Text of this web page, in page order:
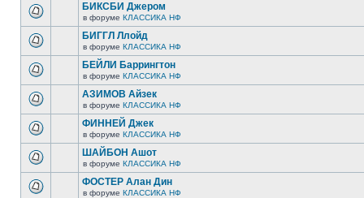
БИКСБИ Джером
в форуме КЛАССИКА НФ
БИГГЛ Ллойд
в форуме КЛАССИКА НФ
БЕЙЛИ Баррингтон
в форуме КЛАССИКА НФ
АЗИМОВ Айзек
в форуме КЛАССИКА НФ
ФИННЕЙ Джек
в форуме КЛАССИКА НФ
ШАЙБОН Ашот
в форуме КЛАССИКА НФ
ФОСТЕР Алан Дин
в форуме КЛАССИКА НФ